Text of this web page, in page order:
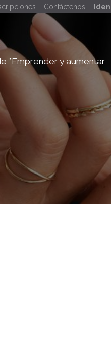
Contáctenos
*Emprender y aumentar